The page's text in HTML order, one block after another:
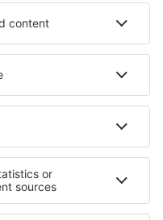
Hotels in Tennessee